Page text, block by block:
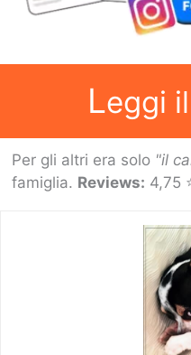
Leggi
Per gli altri era solo "il
famiglia. Reviews: 4,75